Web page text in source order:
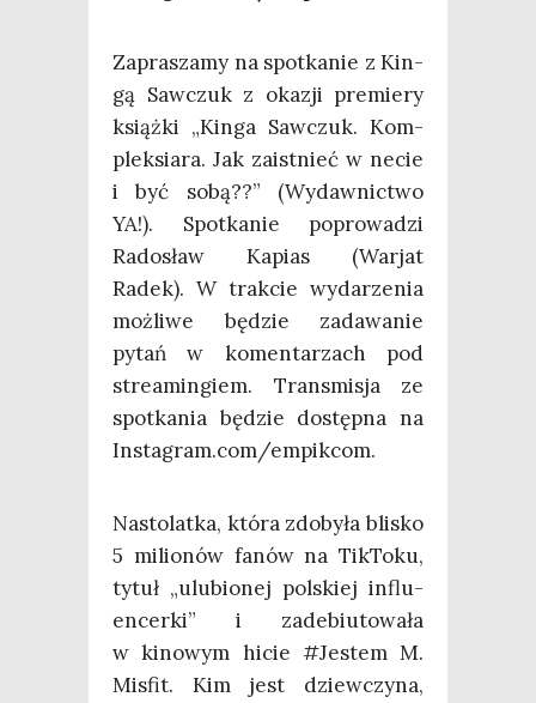
Zapra­sza­my na spo­tka­nie z Kin­
gą Saw­czuk z oka­zji pre­mie­ry
książ­ki „Kin­ga Saw­czuk. Kom­
plek­sia­ra. Jak zaist­nieć w necie
i być sobą??” (Wydaw­nic­two
YA!). Spo­tka­nie popro­wa­dzi
Rado­sław Kapias (War­jat
Radek). W trak­cie wyda­rze­nia
moż­li­we będzie zada­wa­nie
pytań w komen­ta­rzach pod
stre­amin­giem. Trans­mi­sja ze
spo­tka­nia będzie dostęp­na na
Instagram.com/empikcom.
Nasto­lat­ka, któ­ra zdo­by­ła bli­sko
5 milio­nów fanów na Tik­To­ku,
tytuł „ulu­bio­nej pol­skiej influ­
en­cer­ki” i zade­biu­to­wa­ła
w kino­wym hicie #Jestem M.
Mis­fit. Kim jest dziew­czy­na,